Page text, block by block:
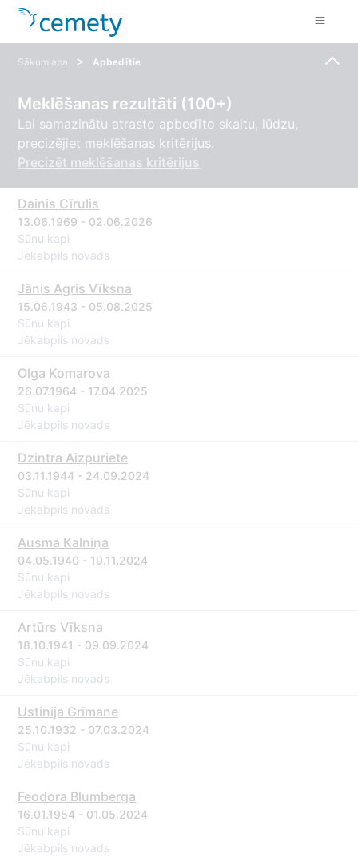
Sākumlapa > Apbedītie
Meklēšanas rezultāti (100+)
Lai samazinātu atrasto apbedīto skaitu, lūdzu,
precizējiet meklēšanas kritērijus.
Precizēt meklēšanas kritērijus
Dainis Cīrulis
13.06.1969 - 02.06.2026
Sūnu kapi
Jēkabpils novads
Jānis Agris Vīksna
15.06.1943 - 05.08.2025
Sūnu kapi
Jēkabpils novads
Olga Komarova
26.07.1964 - 17.04.2025
Sūnu kapi
Jēkabpils novads
Dzintra Aizpuriete
03.11.1944 - 24.09.2024
Sūnu kapi
Jēkabpils novads
Ausma Kalniņa
04.05.1940 - 19.11.2024
Sūnu kapi
Jēkabpils novads
Artūrs Vīksna
18.10.1941 - 09.09.2024
Sūnu kapi
Jēkabpils novads
Ustinija Grīmane
25.10.1932 - 07.03.2024
Sūnu kapi
Jēkabpils novads
Feodora Blumberga
16.01.1954 - 01.05.2024
Sūnu kapi
Jēkabpils novads